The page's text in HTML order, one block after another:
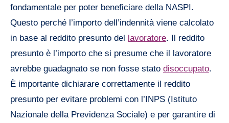
fondamentale per poter beneficiare della NASPI.
Questo perché l’importo dell’indennità viene calcolato
in base al reddito presunto del lavoratore. Il reddito
presunto è l’importo che si presume che il lavoratore
avrebbe guadagnato se non fosse stato disoccupato.
È importante dichiarare correttamente il reddito
presunto per evitare problemi con l’INPS (Istituto
Nazionale della Previdenza Sociale) e per garantire di